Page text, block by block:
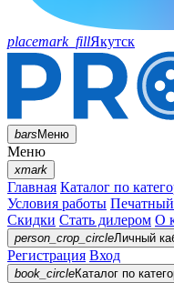
placemark_fillЯкутск
barsМеню
Меню
xmark
Главная Каталог по
Условия работы Печатный
Скидки Стать дилером О
person_crop_circleЛичный
Регистрация Вход
book_circleКаталог по